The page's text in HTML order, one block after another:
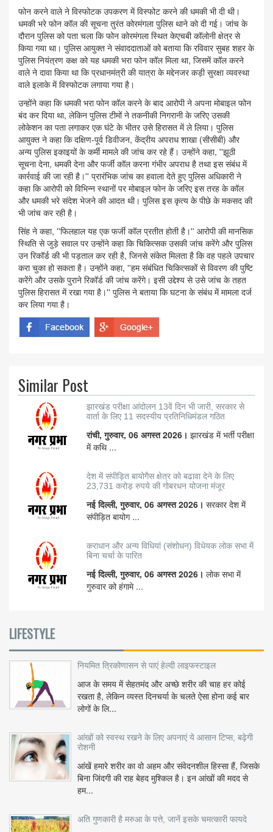
फोन करने वाले ने विस्फोटक उपकरण में विस्फोट करने की धमकी भी दी थी।
धमकी भरे फोन कॉल की सूचना तुरंत कोरमंगला पुलिस थाने को दी गई। जांच के
दौरान पुलिस को पता चला कि फोन कोरमंगला स्थित केएचबी कॉलोनी क्षेत्र से
किया गया था। पुलिस आयुक्त ने संवाददाताओं को बताया कि रविवार सुबह शहर के
पुलिस नियंत्रण कक्ष को यह धमकी भरा फोन कॉल मिला था, जिसमें कॉल करने
वाले ने दावा किया था कि प्रधानमंत्री की यात्रा के मद्देनजर कड़ी सुरक्षा व्यवस्था
वाले इलाके में विस्फोटक लगाया गया है।
उन्होंने कहा कि धमकी भरा फोन कॉल करने के बाद आरोपी ने अपना मोबाइल फोन
बंद कर दिया था, लेकिन पुलिस टीमों ने तकनीकी निगरानी के जरिए उसकी
लोकेशन का पता लगाकर एक घंटे के भीतर उसे हिरासत में ले लिया। पुलिस
आयुक्त ने कहा कि दक्षिण-पूर्व डिवीजन, केंद्रीय अपराध शाखा (सीसीबी) और
अन्य पुलिस इकाइयों के कर्मी मामले की जांच कर रहे हैं। उन्होंने कहा, ''झूठी
सूचना देना, धमकी देना और फर्जी कॉल करना गंभीर अपराध है तथा इस संबंध में
कार्रवाई की जा रही है।'' प्रारंभिक जांच का हवाला देते हुए पुलिस अधिकारी ने
कहा कि आरोपी को विभिन्न स्थानों पर मोबाइल फोन के जरिए इस तरह के कॉल
और धमकी भरे संदेश भेजने की आदत थी। पुलिस इस कृत्य के पीछे के मकसद की
भी जांच कर रही है।
सिंह ने कहा, ''फिलहाल यह एक फर्जी कॉल प्रतीत होती है।'' आरोपी की मानसिक
स्थिति से जुड़े सवाल पर उन्होंने कहा कि चिकित्सक उसकी जांच करेंगे और पुलिस
उन रिकॉर्ड की भी पड़ताल कर रही है, जिनसे संकेत मिलता है कि वह पहले उपचार
करा चुका हो सकता है। उन्होंने कहा, ''हम संबंधित चिकित्सकों से विवरण की पुष्टि
करेंगे और उसके पुराने रिकॉर्ड की जांच करेंगे। इसी उद्देश्य से उसे जांच के तहत
पुलिस हिरासत में रखा गया है।'' पुलिस ने बताया कि घटना के संबंध में मामला दर्ज
कर लिया गया है।
Similar Post
झारखंड परीक्षा आंदोलन 13वें दिन भी जारी, सरकार से
वार्ता के लिए 11 सदस्यीय प्रतिनिधिमंडल गठित
रांची, गुरुवार, 06 अगस्त 2026। झारखंड में भर्ती परीक्षा
में कथि ...
देश में संपीड़ित बायोगैस क्षेत्र को बढावा देने के लिए
23,731 करोड़ रुपये की गोबरधन योजना मंजूर
नई दिल्ली, गुरुवार, 06 अगस्त 2026। सरकार देश में
संपीड़ित बायोग ...
कराधान और अन्य विधियां (संशोधन) विधेयक लोक सभा में
बिना चर्चा के पारित
नई दिल्ली, गुरुवार, 06 अगस्त 2026। लोक सभा में
गुरुवार को हंगामे ...
LIFESTYLE
नियमित त्रिकोणासन से पाएं हेल्दी लाइफस्टाइल
आज के समय में सेहतमंद और अच्छे शरीर की चाह हर कोई
रखता है, लेकिन व्यस्त दिनचर्या के चलते ऐसा होना कई बार
लोगों के लि...
आंखों को स्वस्थ रखने के लिए अपनाएं ये आसान टिप्स, बढ़ेगी
रोशनी
आंखें हमारे शरीर का वो अहम और संवेदनशील हिस्सा हैं, जिसके
बिना जिंदगी की राह बेहद मुश्किल है। इन आंखों की मदद से
हम...
अति गुणकारी है मरुआ के पत्ते, जानें इसके चमत्कारी फायदे